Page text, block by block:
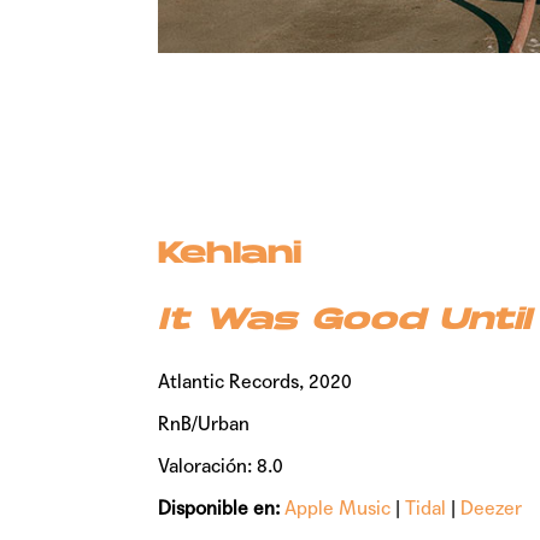
Kehlani
It Was Good Until
Atlantic Records, 2020
RnB/Urban
Valoración: 8.0
Disponible en: Apple Music| Tidal | Deezer